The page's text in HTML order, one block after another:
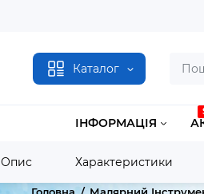
Каталог
ІНФОРМАЦІЯ
Опис Характеристики